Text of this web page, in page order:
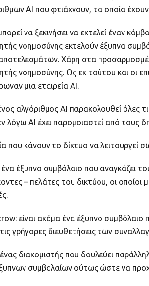
AI που φτιάχνουν, τα οποία
να ξεκινήσει να εκτελεί έναν
νοημοσύνης εκτελούν έξυπνα
Χάρη στα
νοημοσύνης. Ως εκ τούτου και οι
μια εταιρεία AI.
αλγόριθμος AI παρακολουθεί όλες
λόγω AI έχει παρομοιαστεί από
που κάνουν το δίκτυο να λειτουργεί
έξυπνο συμβόλαιο που αναγκάζει
– πελάτες του δικτύου, οι
είναι ακόμα ένα έξυπνο συμβόλαιο
γρήγορες διευθετήσεις των
διακομιστής που δουλεύει
συμβολαίων ούτως ώστε να